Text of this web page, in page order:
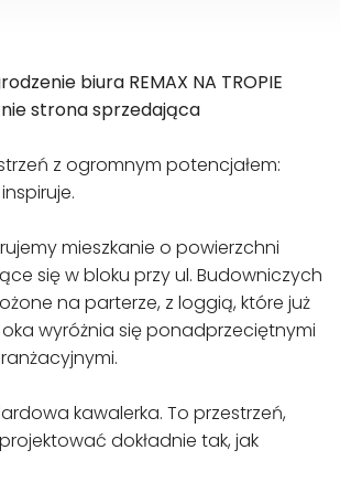
biura REMAX NA TROPIE
strona sprzedająca
z ogromnym potencjałem:
mieszkanie o powierzchni
się w bloku przy ul. Budowniczych
na parterze, z loggią, które już
wyróżnia się ponadprzeciętnymi
kawalerka. To przestrzeń,
dokładnie tak, jak